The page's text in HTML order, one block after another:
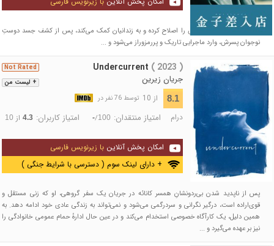
زندانی سابقی که زندگی‌اش را اصلاح کرده و به زندانیان کمک می‌کند، پس از کشف جسد دوستِ
نوجوان پسرش، وارد ماجرایی تاریک و پررمزوراز می‌شود و ...
+ لیست من
Not Rated Undercurrent ( 2023 )
جریان زیرین
8.1 از 10 توسط 76 نفر در
درام امتیاز منتقدان: -/100 امتیاز کاربران: 4.3از 10
امکان پخش آنلاین با زیرنویس فارسی
+ دارای لینک سوم ( دسترسی با شرایط جنگی )
پس از ناپدید شدن بی‌ردونشانِ همسر کانائه در جریان یک سفر گروهی، او که زنی مستقل و
قوی‌اراده است، درگیر نگرانی و سردرگمی می‌شود و نمی‌تواند به زندگی عادی خود ادامه دهد. به
همین دلیل، یک کارآگاه خصوصی استخدام می‌کند و در عین حال ادارهٔ حمام عمومی خانوادگی را
نیز بر عهده می‌گیرد و ...